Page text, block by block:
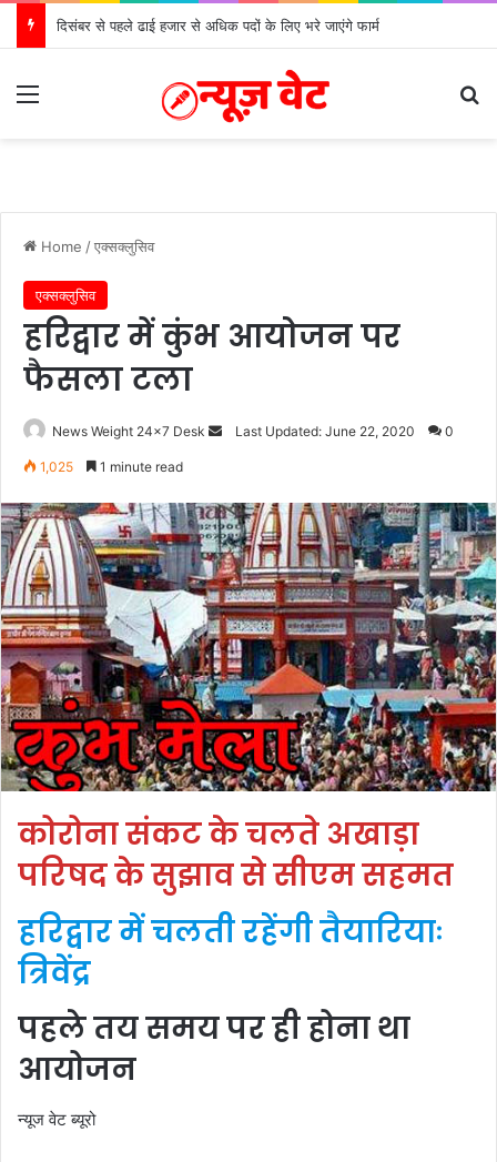
दिसंबर से पहले ढाई हजार से अधिक पदों के लिए भरे जाएंगे फार्म
Menu
Home /एक्सक्लुसिव
एक्सक्लुसिव
हरिद्वार में कुंभ आयोजन पर
फैसला टला
News Weight 24x7 Desk
SendLast Updated: June 22, 2020 0
1,025 1 minute read
कोरोना संकट के चलते अखाड़ा
परिषद के सुझाव से सीएम सहमत
हरिद्वार में चलती रहेंगी तैयारियाः
त्रिवेंद्र
पहले तय समय पर ही होना था
आयोजन
न्यूज वेट ब्यूरो